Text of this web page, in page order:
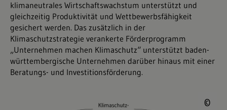
klimaneutrales Wirtschaftswachstum unterstützt und
gleichzeitig Produktivität und Wettbewerbsfähigkeit
gesichert werden. Das zusätzlich in der
Klimaschutzstrategie verankerte Förderprogramm
„Unternehmen machen Klimaschutz“ unterstützt baden-
württembergische Unternehmen darüber hinaus mit einer
Beratungs- und Investitionsförderung.
©